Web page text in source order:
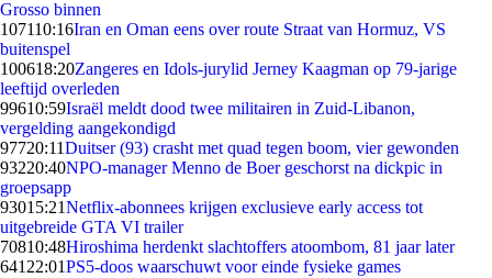
Grosso binnen
107110:16Iran en Oman eens over route Straat van Hormuz, VS
buitenspel
100618:20Zangeres en Idols-jurylid Jerney Kaagman op 79-jarige
leeftijd overleden
99610:59Israël meldt dood twee militairen in Zuid-Libanon,
vergelding aangekondigd
97720:11Duitser (93) crasht met quad tegen boom, vier gewonden
93220:40NPO-manager Menno de Boer geschorst na dickpic in
groepsapp
93015:21Netflix-abonnees krijgen exclusieve early access tot
uitgebreide GTA VI trailer
70810:48Hiroshima herdenkt slachtoffers atoombom, 81 jaar later
641 22:01PS5-doos waarschuwt voor einde fysieke games